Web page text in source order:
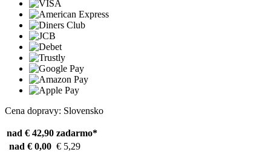
Cena dopravy: Slovensko
nad € 42,90 zadarmo*
nad € 0,00 € 5,29